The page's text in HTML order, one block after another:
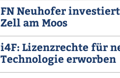
FN Neuhofer
Zell am Moos
i4F: Lizenzrechte für
Technologie erworben